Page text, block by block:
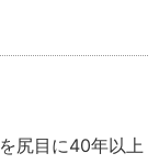
尻目に40年以上